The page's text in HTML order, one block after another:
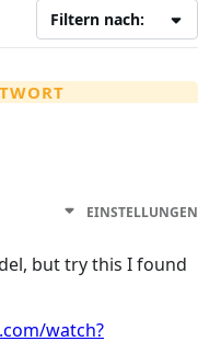
Filtern nach:
EINSTELLUNGEN
but try this I found
watch?